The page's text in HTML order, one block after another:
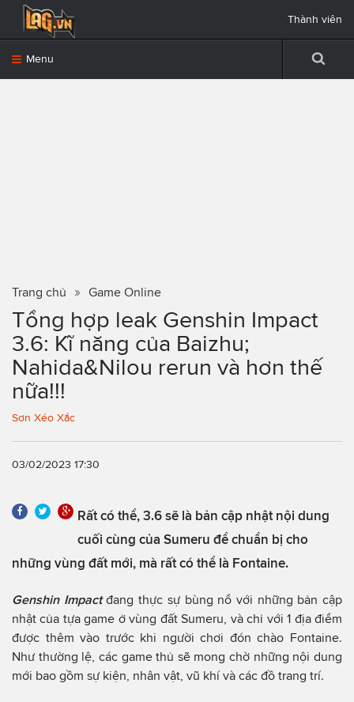
Menu
Thành viên
Trang chủ Game Online
Tổng hợp leak Genshin Impact
3.6: Kĩ năng của Baizhu;
Nahida&Nilou rerun và hơn thế
nữa!!!
Sơn Xéo Xắc
03/02/2023 17:30
Rất có thể, 3.6 sẽ là bản cập nhật nội dung
cuối cùng của Sumeru để chuẩn bị cho
những vùng đất mới, mà rất có thể là Fontaine.
Genshin Impactđang thực sự bùng nổ với những bản cập
nhật của tựa game ở vùng đất Sumeru, và chỉ với 1 địa điểm
được thêm vào trước khi người chơi đón chào Fontaine.
Như thường lệ, các game thủ sẽ mong chờ những nội dung
mới bao gồm sự kiện, nhân vật, vũ khí và các đồ trang trí.